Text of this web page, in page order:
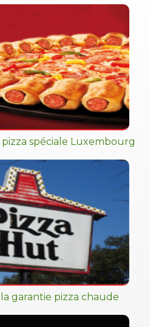
spéciale Luxembourg
garantie pizza chaude